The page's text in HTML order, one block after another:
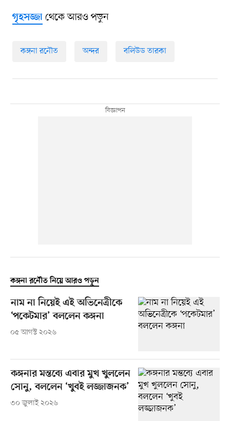
গৃহসজ্জাথেকে আরও পড়ুন
কঙ্গনা রনৌত অন্দর বলিউড তারকা
কঙ্গনা রনৌত নিয়ে আরও পড়ুন
নাম না নিয়েই এই অভিনেত্রীকে
‘পকেটমার’ বললেন কঙ্গনা
০৫ আগস্ট ২০২৬
কঙ্গনার মন্তব্যে এবার মুখ খুললেন
সোনু, বললেন ‘খুবই লজ্জাজনক’
৩০ জুলাই ২০২৬